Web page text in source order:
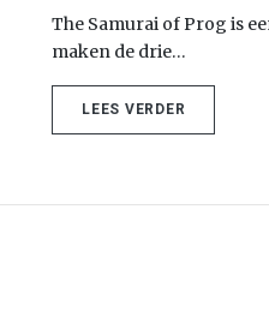
The Samurai of Prog is
maken de drie…
LEES VERDER